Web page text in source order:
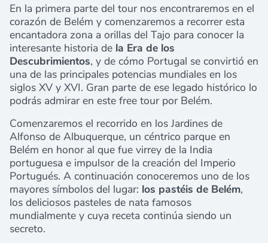
En la primera parte del tour nos encontraremos en el
corazón de Belém y comenzaremos a recorrer esta
encantadora zona a orillas del Tajo para conocer la
interesante historia de la Era de los
Descubrimientos, y de cómo Portugal se convirtió en
una de las principales potencias mundiales en los
siglos XV y XVI. Gran parte de ese legado histórico lo
podrás admirar en este free tour por Belém.
Comenzaremos el recorrido en los Jardines de
Alfonso de Albuquerque, un céntrico parque en
Belém en honor al que fue virrey de la India
portuguesa e impulsor de la creación del Imperio
Portugués. A continuación conoceremos uno de los
mayores símbolos del lugar: los pastéis de Belém,
los deliciosos pasteles de nata famosos
mundialmente y cuya receta continúa siendo un
secreto.